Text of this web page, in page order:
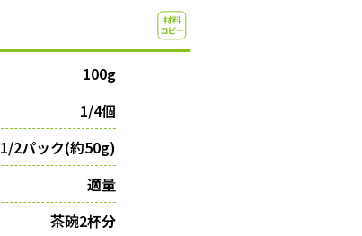
100g
1/4個
1/2パック(約50g)
適量
茶碗2杯分